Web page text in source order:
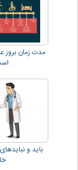
مدت زمان بروز
باید و